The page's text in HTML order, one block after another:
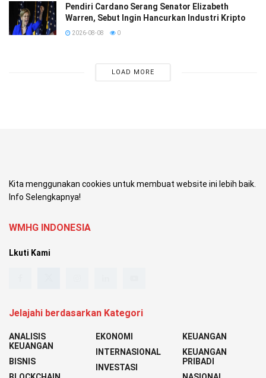
Pendiri Cardano Serang Senator Elizabeth
Warren, Sebut Ingin Hancurkan Industri Kripto
2026-08-08 0
LOAD MORE
Kita menggunakan cookies untuk membuat website ini lebih baik.
Info Selengkapnya!
WMHG INDONESIA
Lkuti Kami
Jelajahi berdasarkan Kategori
ANALISIS
KEUANGAN
BISNIS
EKONOMI
INTERNASIONAL
INVESTASI
KEUANGAN
KEUANGAN
PRIBADI